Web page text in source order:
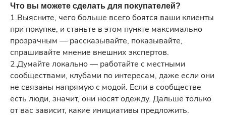
Что вы можете сделать для покупателей?
1.Выясните, чего больше всего боятся ваши клиенты
при покупке, и станьте в этом пункте максимально
прозрачным — рассказывайте, показывайте,
спрашивайте мнение внешних экспертов.
2.Думайте локально — работайте с местными
сообществами, клубами по интересам, даже если они
не связаны напрямую с модой. Если в сообществе
есть люди, значит, они носят одежду. Дальше только
от вас зависит, какие инициативы предложить.